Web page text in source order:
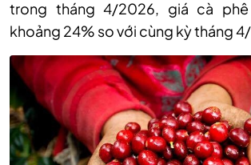
trong tháng 4/2026, giá cà
khoảng 24% so với cùng kỳ tháng